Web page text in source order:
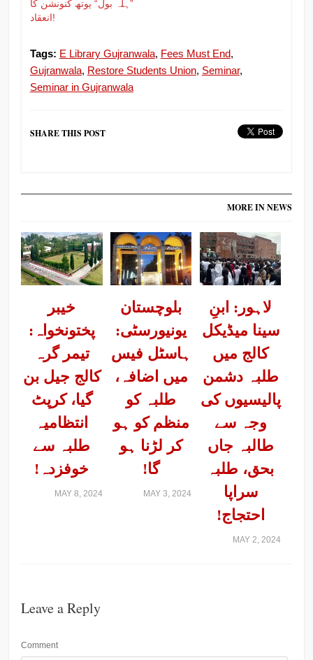
”ہلہ بول“ یوتھ کنونشن کا
انعقاد!
Tags: E Library Gujranwala, Fees Must End,
Gujranwala, Restore Students Union, Seminar,
Seminar in Gujranwala
SHARE THIS POST
MORE IN NEWS
خیبر
پختونخواہ:
تیمر گرہ
کالج جیل بن
گیا، کرپٹ
انتظامیہ
طلبہ سے
خوفزدہ!
MAY 8, 2024
بلوچستان
یونیورسٹی:
ہاسٹل فیس
میں اضافہ،
طلبہ کو
منظم کو ہو
کر لڑنا ہو
گا!
MAY 3, 2024
لاہور: ابنِ
سینا میڈیکل
کالج میں
طلبہ دشمن
پالیسیوں کی
وجہ سے
طالبہ جاں
بحق، طلبہ
سراپا
احتجاج!
MAY 2, 2024
Leave a Reply
Comment